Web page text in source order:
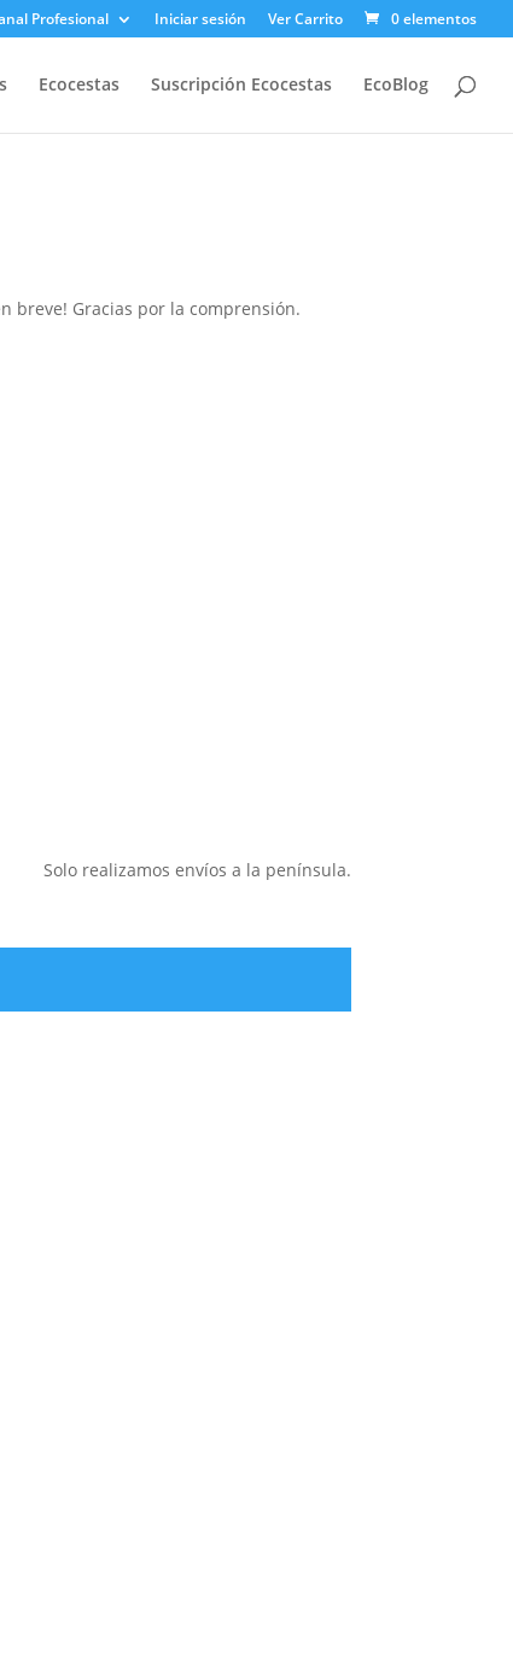
Profesional Iniciar sesión Ver Carrito 0 elementos
Ecocestas Suscripción Ecocestas EcoBlog
breve! Gracias por la comprensión.
Solo realizamos envíos a la península.